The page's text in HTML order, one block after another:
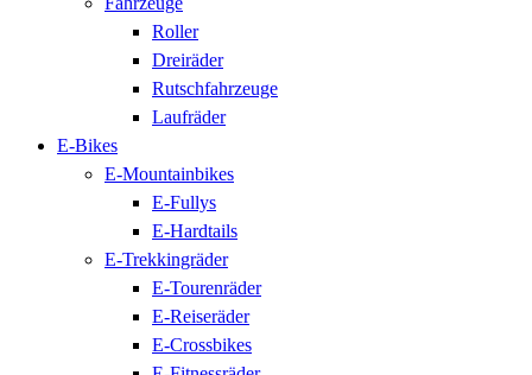
Roller
Dreiräder
Rutschfahrzeuge
Laufräder
E-Bikes
E-Mountainbikes
E-Fullys
E-Hardtails
E-Trekkingräder
E-Tourenräder
E-Reiseräder
E-Crossbikes